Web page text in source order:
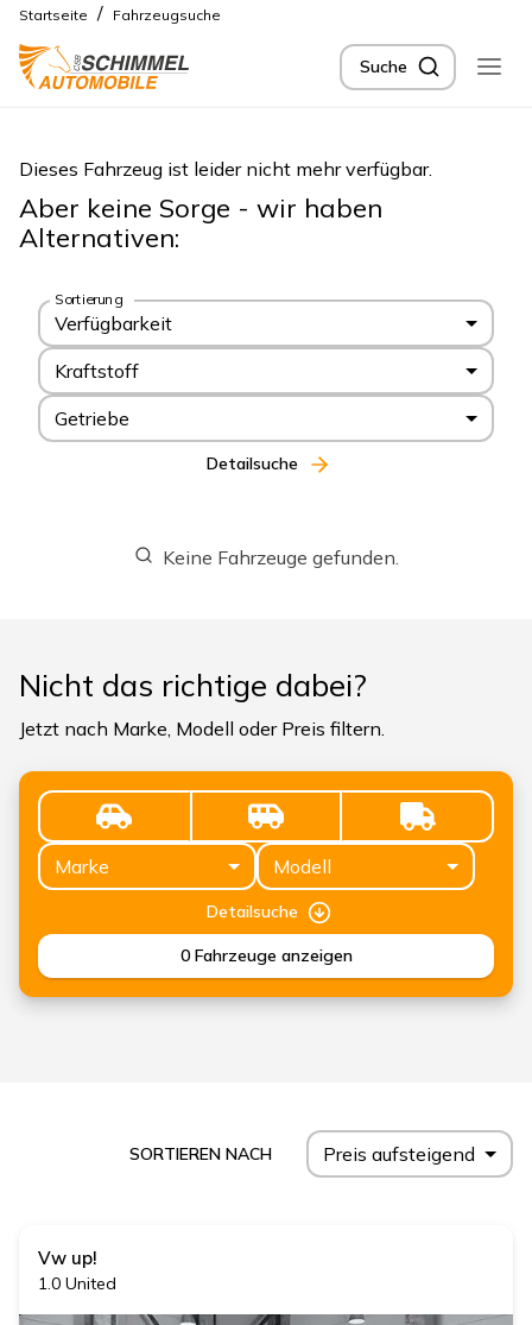
Startseite / Fahrzeugsuche
Suche
Dieses Fahrzeug ist leider nicht mehr verfügbar.
Aber keine Sorge - wir haben
Alternativen:
Sortierung
Verfügbarkeit
Kraftstoff
Getriebe
Detailsuche
Keine Fahrzeuge gefunden.
Nicht das richtige dabei?
Jetzt nach Marke, Modell oder Preis filtern.
Marke Modell
Detailsuche
0 Fahrzeuge anzeigen
SORTIEREN NACH Preis aufsteigend
Vw up!
1.0 United